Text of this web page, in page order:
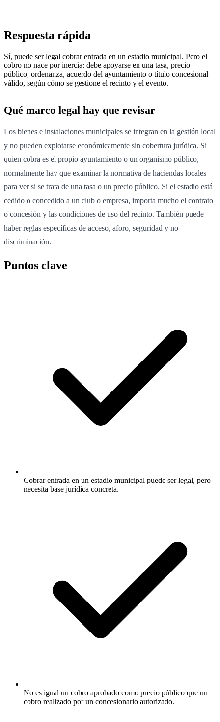
Respuesta rápida
Sí, puede ser legal cobrar entrada en un estadio municipal. Pero el
cobro no nace por inercia: debe apoyarse en una tasa, precio
público, ordenanza, acuerdo del ayuntamiento o título concesional
válido, según cómo se gestione el recinto y el evento.
Qué marco legal hay que revisar
Los bienes e instalaciones municipales se integran en la gestión local
y no pueden explotarse económicamente sin cobertura jurídica. Si
quien cobra es el propio ayuntamiento o un organismo público,
normalmente hay que examinar la normativa de haciendas locales
para ver si se trata de una tasa o un precio público. Si el estadio está
cedido o concedido a un club o empresa, importa mucho el contrato
o concesión y las condiciones de uso del recinto. También puede
haber reglas específicas de acceso, aforo, seguridad y no
discriminación.
Puntos clave
Cobrar entrada en un estadio municipal puede ser legal, pero
necesita base jurídica concreta.
No es igual un cobro aprobado como precio público que un
cobro realizado por un concesionario autorizado.